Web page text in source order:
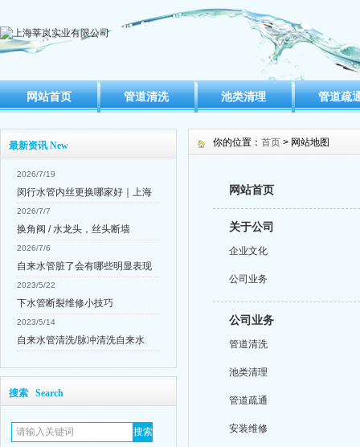
网站首页 管道清洗 池类清理 管道疏
最新资讯 New
2026/7/19
闵行水管内丝更换哪家好｜上海
2026/7/7
换角阀 / 水龙头，丝头断墙
2026/7/6
自来水管脏了会有哪些明显表现
2023/5/22
下水管断裂维修小技巧
2023/5/14
自来水管清洗/脉冲清洗自来水
搜索 Search
你的位置： 首页 > 网站地图
网站首页
关于公司
企业文化
公司业务
公司业务
管道清洗
池类清理
管道疏通
安装维修